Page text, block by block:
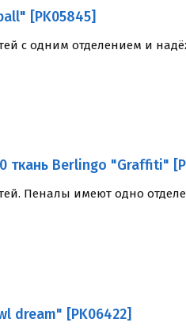
[PK05845]
с одним отделением и
ткань Berlingo "Graffiti"
Пеналы имеют одно
dream" [PK06422]